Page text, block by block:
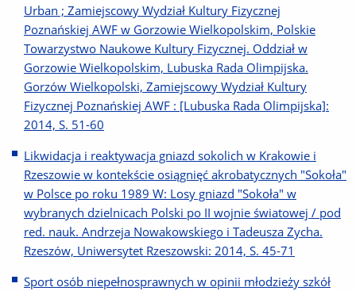
Urban ; Zamiejscowy Wydział Kultury Fizycznej
Poznańskiej AWF w Gorzowie Wielkopolskim, Polskie
Towarzystwo Naukowe Kultury Fizycznej. Oddział w
Gorzowie Wielkopolskim, Lubuska Rada Olimpijska.
Gorzów Wielkopolski, Zamiejscowy Wydział Kultury
Fizycznej Poznańskiej AWF : [Lubuska Rada Olimpijska]:
2014, S. 51-60
Likwidacja i reaktywacja gniazd sokolich w Krakowie i
Rzeszowie w kontekście osiągnięć akrobatycznych "Sokoła"
w Polsce po roku 1989 W: Losy gniazd "Sokoła" w
wybranych dzielnicach Polski po II wojnie światowej / pod
red. nauk. Andrzeja Nowakowskiego i Tadeusza Zycha.
Rzeszów, Uniwersytet Rzeszowski: 2014, S. 45-71
Sport osób niepełnosprawnych w opinii młodzieży szkół